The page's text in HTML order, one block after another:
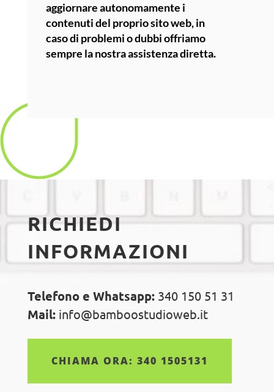
aggiornare autonomamente i
contenuti del proprio sito web, in
caso di problemi o dubbi offriamo
sempre la nostra assistenza diretta.
RICHIEDI
INFORMAZIONI
Telefono e Whatsapp:340 150 51 31
Mail:info@bamboostudioweb.it
CHIAMA ORA: 340 1505131